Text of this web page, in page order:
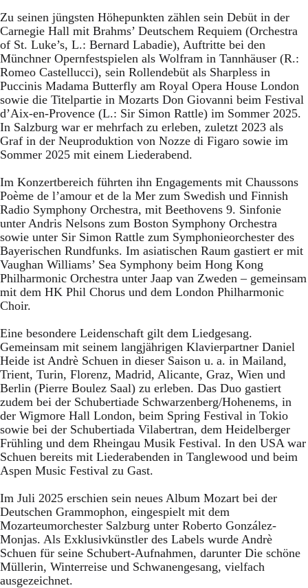
Zu seinen jüngsten Höhepunkten zählen sein Debüt in der
Carnegie Hall mit Brahms’ Deutschem Requiem (Orchestra
of St. Luke’s, L.: Bernard Labadie), Auftritte bei den
Münchner Opernfestspielen als Wolfram in Tannhäuser (R.:
Romeo Castellucci), sein Rollendebüt als Sharpless in
Puccinis Madama Butterfly am Royal Opera House London
sowie die Titelpartie in Mozarts Don Giovanni beim Festival
d’Aix-en-Provence (L.: Sir Simon Rattle) im Sommer 2025.
In Salzburg war er mehrfach zu erleben, zuletzt 2023 als
Graf in der Neuproduktion von Nozze di Figaro sowie im
Sommer 2025 mit einem Liederabend.
Im Konzertbereich führten ihn Engagements mit Chaussons
Poème de l’amour et de la Mer zum Swedish und Finnish
Radio Symphony Orchestra, mit Beethovens 9. Sinfonie
unter Andris Nelsons zum Boston Symphony Orchestra
sowie unter Sir Simon Rattle zum Symphonieorchester des
Bayerischen Rundfunks. Im asiatischen Raum gastiert er mit
Vaughan Williams’ Sea Symphony beim Hong Kong
Philharmonic Orchestra unter Jaap van Zweden – gemeinsam
mit dem HK Phil Chorus und dem London Philharmonic
Choir.
Eine besondere Leidenschaft gilt dem Liedgesang.
Gemeinsam mit seinem langjährigen Klavierpartner Daniel
Heide ist Andrè Schuen in dieser Saison u. a. in Mailand,
Trient, Turin, Florenz, Madrid, Alicante, Graz, Wien und
Berlin (Pierre Boulez Saal) zu erleben. Das Duo gastiert
zudem bei der Schubertiade Schwarzenberg/Hohenems, in
der Wigmore Hall London, beim Spring Festival in Tokio
sowie bei der Schubertiada Vilabertran, dem Heidelberger
Frühling und dem Rheingau Musik Festival. In den USA war
Schuen bereits mit Liederabenden in Tanglewood und beim
Aspen Music Festival zu Gast.
Im Juli 2025 erschien sein neues Album Mozart bei der
Deutschen Grammophon, eingespielt mit dem
Mozarteumorchester Salzburg unter Roberto González-
Monjas. Als Exklusivkünstler des Labels wurde Andrè
Schuen für seine Schubert-Aufnahmen, darunter Die schöne
Müllerin, Winterreise und Schwanengesang, vielfach
ausgezeichnet.